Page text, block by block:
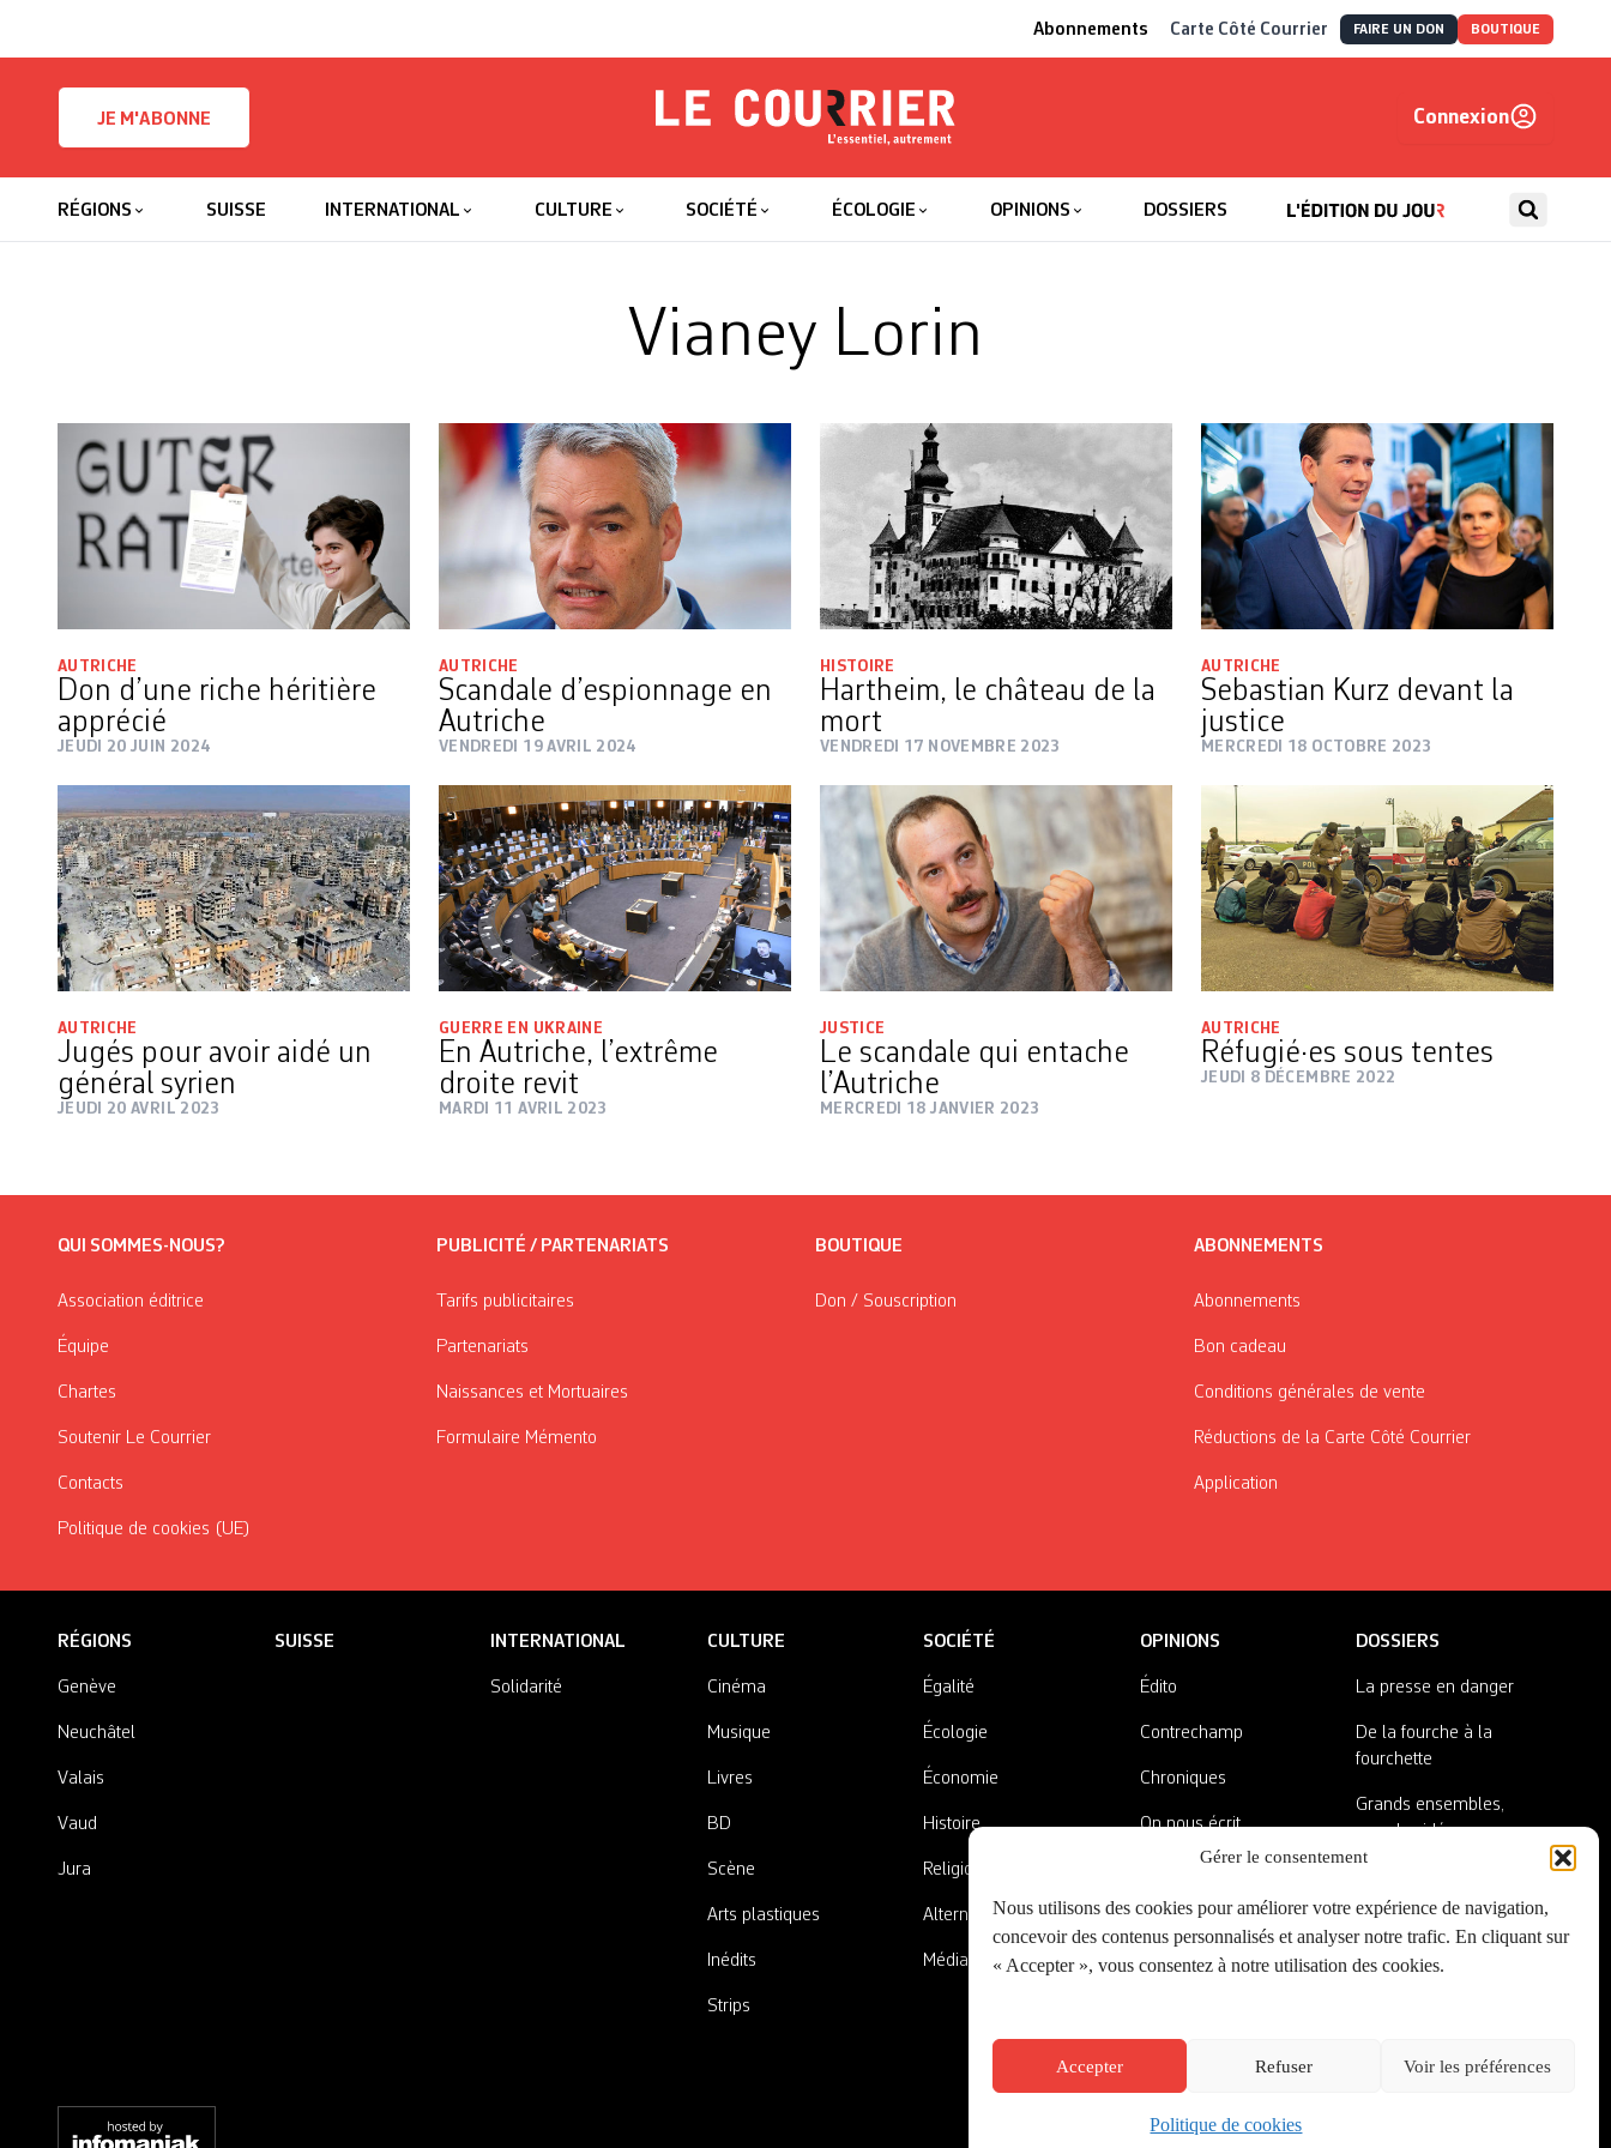
Gérer le consentement
Nous utilisons des cookies pour améliorer votre expérience de navigation,
concevoir des contenus personnalisés et analyser notre trafic. En cliquant sur
« Accepter », vous consentez à notre utilisation des cookies.
Accepter Refuser Voir les préférences
Politique de cookies
Abonnements Carte Côté Courrier FAIRE UN DON BOUTIQUE
JE M'ABONNE
Le Courrier
Connexion
RÉGIONS SUISSE INTERNATIONAL CULTURE SOCIÉTÉ ÉCOLOGIE OPINIONS DOSSIERS
Vianey Lorin
AUTRICHE
Don d’une riche héritière
apprécié
JEUDI 20 JUIN 2024
AUTRICHE
Scandale d’espionnage en
Autriche
VENDREDI 19 AVRIL 2024
HISTOIRE
Hartheim, le château de la
mort
VENDREDI 17 NOVEMBRE 2023
AUTRICHE
Sebastian Kurz devant la
justice
MERCREDI 18 OCTOBRE 2023
AUTRICHE
Jugés pour avoir aidé un
général syrien
JEUDI 20 AVRIL 2023
GUERRE EN UKRAINE
En Autriche, l’extrême
droite revit
MARDI 11 AVRIL 2023
JUSTICE
Le scandale qui entache
l’Autriche
MERCREDI 18 JANVIER 2023
AUTRICHE
Réfugié·es sous tentes
JEUDI 8 DÉCEMBRE 2022
QUI SOMMES-NOUS?
Association éditrice
Équipe
Chartes
Soutenir Le Courrier
Contacts
Politique de cookies (UE)
PUBLICITÉ / PARTENARIATS
Tarifs publicitaires
Partenariats
Naissances et Mortuaires
Formulaire Mémento
BOUTIQUE
Don / Souscription
ABONNEMENTS
Abonnements
Bon cadeau
Conditions générales de vente
Réductions de la Carte Côté Courrier
Application
RÉGIONS
Genève
Neuchâtel
Valais
Vaud
Jura
SUISSE INTERNATIONAL
Solidarité
CULTURE
Cinéma
Musique
Livres
BD
Scène
Arts plastiques
Inédits
Strips
SOCIÉTÉ
Égalité
Écologie
Économie
Histoire
Religions
Alternatives
Médias
OPINIONS
Édito
Contrechamp
Chroniques
On nous écrit
Nos invité·es
A côté de la plaque
DOSSIERS
La presse en danger
De la fourche à la
fourchette
Grands ensembles,
grandes idées
Créé par